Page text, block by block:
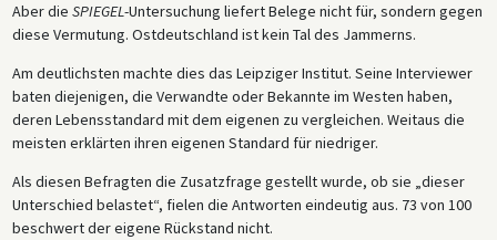
Aber die SPIEGEL-Untersuchung liefert Belege nicht für, sondern gegen
diese Vermutung. Ostdeutschland ist kein Tal des Jammerns.
Am deutlichsten machte dies das Leipziger Institut. Seine Interviewer
baten diejenigen, die Verwandte oder Bekannte im Westen haben,
deren Lebensstandard mit dem eigenen zu vergleichen. Weitaus die
meisten erklärten ihren eigenen Standard für niedriger.
Als diesen Befragten die Zusatzfrage gestellt wurde, ob sie „dieser
Unterschied belastet“, fielen die Antworten eindeutig aus. 73 von 100
beschwert der eigene Rückstand nicht.